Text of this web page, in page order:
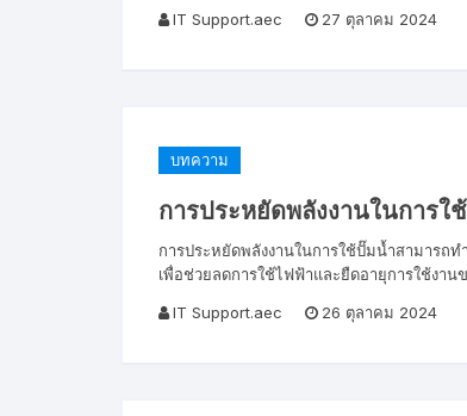
IT Support.aec
27 ตุลาคม 2024
บทความ
การประหยัดพลังงานในการใ
การประหยัดพลังงานในการใช้ปั๊มน้ำสามารถ
เพื่อช่วยลดการใช้ไฟฟ้าและยืดอายุการใช้งาน
IT Support.aec
26 ตุลาคม 2024